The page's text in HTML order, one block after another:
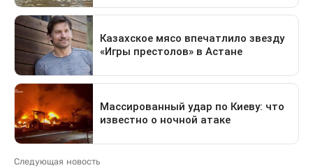
Следующая новость